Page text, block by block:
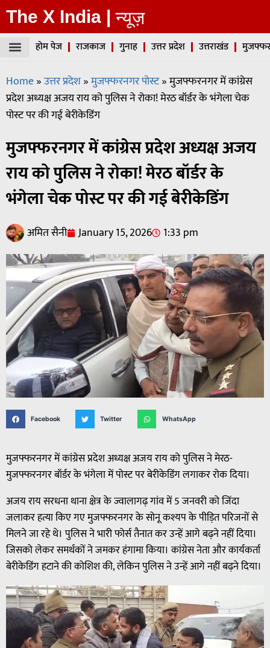
The X India | न्यूज़
होम पेज राजकाज गुनाह उत्तर प्रदेश उत्तराखंड
Home»उत्तर प्रदेश»मुजफ्फरनगर पोस्ट»मुजफ्फरनगर में कांग्रेस
प्रदेश अध्यक्ष अजय राय को पुलिस ने रोका! मेरठ बॉर्डर के भंगेला चेक
पोस्ट पर की गई बेरीकेडिंग
मुजफ्फरनगर में कांग्रेस प्रदेश अध्यक्ष अजय
राय को पुलिस ने रोका! मेरठ बॉर्डर के
भंगेला चेक पोस्ट पर की गई बेरीकेडिंग
अमित सैनी January 15, 2026 1:33 pm
Facebook Twitter WhatsApp
मुजफ्फरनगर में कांग्रेस प्रदेश अध्यक्ष अजय राय को पुलिस ने मेरठ-
मुजफ्फरनगर बॉर्डर के भंगेला में पोस्ट पर बेरीकेडिंग लगाकर रोक दिया।
अजय राय सरधना थाना क्षेत्र के ज्वालागढ़ गांव में 5 जनवरी को जिंदा
जलाकर हत्या किए गए मुजफ्फरनगर के सोनू कश्यप के पीड़ित परिजनों से
मिलने जा रहे थे। पुलिस ने भारी फोर्स तैनात कर उन्हें आगे बढ़ने नहीं दिया।
जिसको लेकर समर्थकों ने जमकर हंगामा किया। कांग्रेस नेता और कार्यकर्ता
बेरीकेडिंग हटाने की कोशिश की, लेकिन पुलिस ने उन्हें आगे नहीं बढ़ने दिया।